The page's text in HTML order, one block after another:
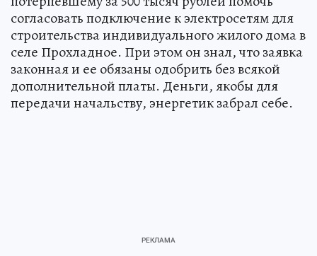
согласовать подключение к электросетям для
строительства индивидуального жилого дома в
селе Прохладное. При этом он знал, что заявка
законная и ее обязаны одобрить без всякой
дополнительной платы. Деньги, якобы для
передачи начальству, энергетик забрал себе.